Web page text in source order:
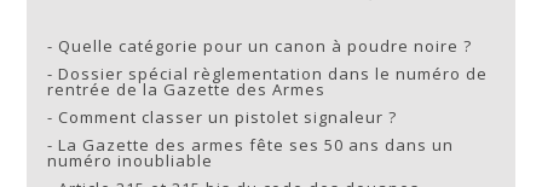
- Quelle catégorie pour un canon à poudre noire ?
-Dossier spécial règlementation dans le numéro de
rentrée de la Gazette des Armes
- Comment classer un pistolet signaleur ?
-La Gazette des armes fête ses 50 ans dans un
numéro inoubliable